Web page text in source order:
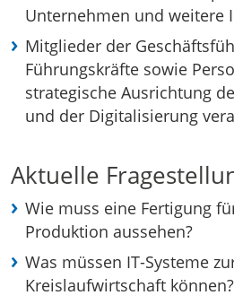
Unternehmen und weitere
Mitglieder der
Führungskräfte sowie
strategische Ausrichtung
und der Digitalisierung
Aktuelle
Wie muss eine Fertigung
Produktion aussehen?
Was müssen IT-Systeme
Kreislaufwirtschaft können?